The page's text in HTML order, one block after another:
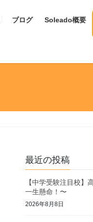
ブログ Soleado概要
最近の投稿
【中学受験注目校】
一生懸命！〜
2026年8月8日